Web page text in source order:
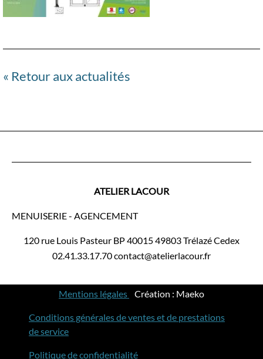
« Retour aux actualités
ATELIER LACOUR
MENUISERIE - AGENCEMENT
120 rue Louis Pasteur BP 40015 49803 Trélazé Cedex
02.41.33.17.70 contact@atelierlacour.fr
Mentions légales Création : Maeko
Conditions générales de ventes et de prestations
de service
Politique de confidentialité